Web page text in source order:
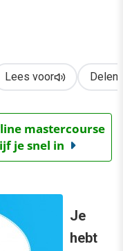
Lees voor Delen
mastercourse
je snel in
Je
hebt